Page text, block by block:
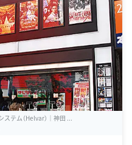
テム（Helvar）｜神田 ...